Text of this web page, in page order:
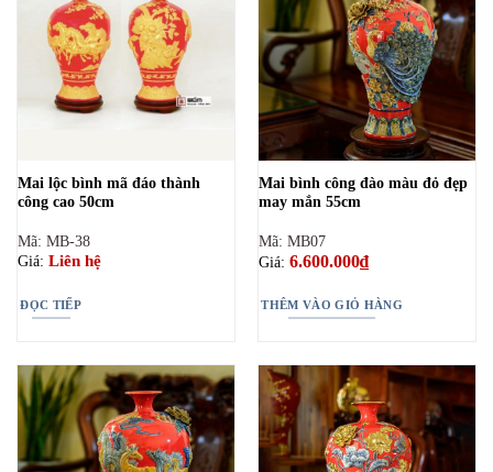
Mai lộc bình mã đáo thành
công cao 50cm
Mã: MB-38
Giá: Liên hệ
ĐỌC TIẾP
Mai bình công đào màu đỏ đẹp
may mắn 55cm
Mã: MB07
Giá: 6.600.000₫
THÊM VÀO GIỎ HÀNG